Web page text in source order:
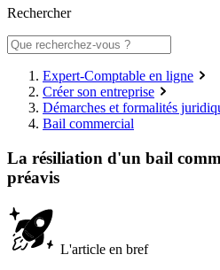
Rechercher
Expert-Comptable en ligne
Créer son entreprise
Démarches et formalités
Bail commercial
La résiliation d'un bail
préavis
L'article en bref